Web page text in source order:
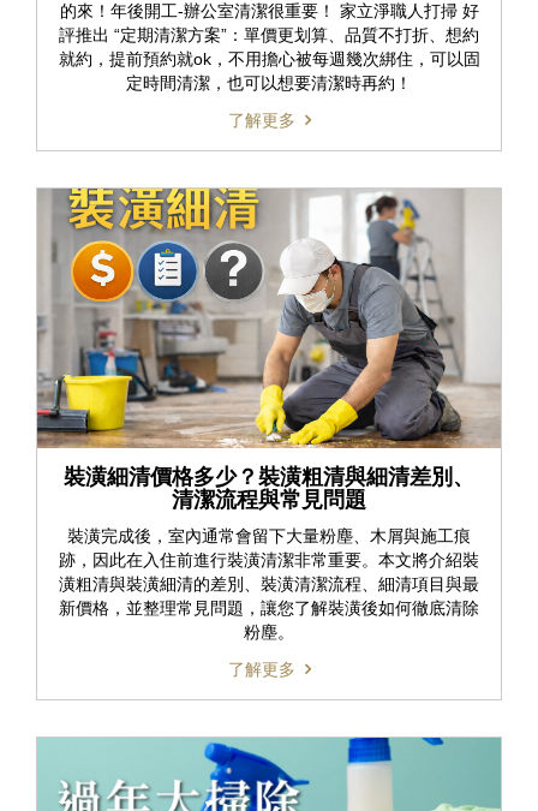
的來！年後開工-辦公室清潔很重要！ 家立淨職人打掃 好
評推出 “定期清潔方案”：單價更划算、品質不打折、想約
就約，提前預約就ok，不用擔心被每週幾次綁住，可以固
定時間清潔，也可以想要清潔時再約！
了解更多
裝潢細清價格多少？裝潢粗清與細清差別、
清潔流程與常見問題
裝潢完成後，室內通常會留下大量粉塵、木屑與施工痕
跡，因此在入住前進行裝潢清潔非常重要。本文將介紹裝
潢粗清與裝潢細清的差別、裝潢清潔流程、細清項目與最
新價格，並整理常見問題，讓您了解裝潢後如何徹底清除
粉塵。
了解更多